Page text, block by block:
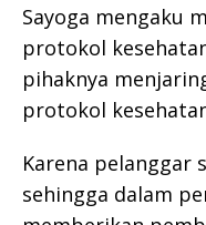
Sayoga mengaku
protokol
pihaknya
protokol
Karena pelanggar
sehingga dalam